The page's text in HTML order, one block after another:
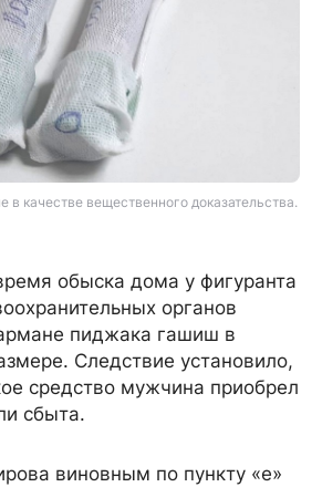
в качестве вещественного доказательства.
обыска дома у фигуранта
органов
пиджака гашиш в
Следствие установило,
средство мужчина приобрел
сбыта.
виновным по пункту «е»